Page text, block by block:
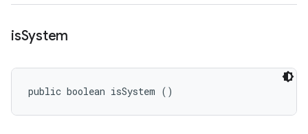
isSystem
public boolean isSystem ()